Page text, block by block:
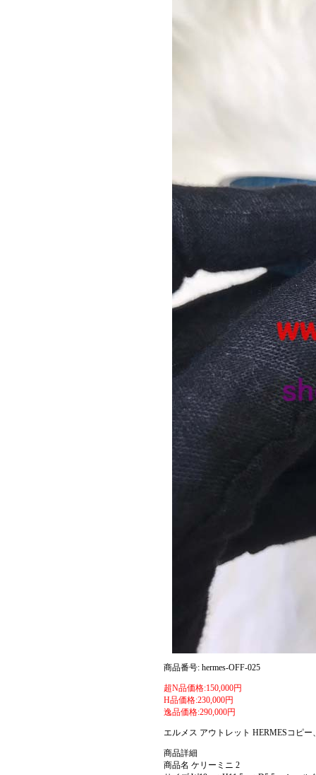
商品番号: hermes-OFF-025
超N品価格:150,000円
H品価格:230,000円
逸品価格:290,000円
エルメス アウトレット HERMESコピ
商品詳細
商品名 ケリーミニ 2